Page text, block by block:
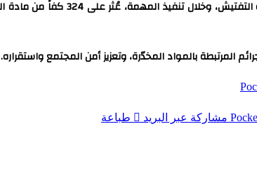
بالمواد المخدّرة، وتعزيز أمن المجتمع واستقراره.
مشاركة عبر البريد
طباعة